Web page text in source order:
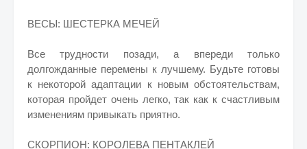
ВЕСЫ: ШЕСТЕРКА МЕЧЕЙ
Все трудности позади, а впереди только
долгожданные перемены к лучшему. Будьте готовы
к некоторой адаптации к новым обстоятельствам,
которая пройдет очень легко, так как к счастливым
изменениям привыкать приятно.
СКОРПИОН: КОРОЛЕВА ПЕНТАКЛЕЙ